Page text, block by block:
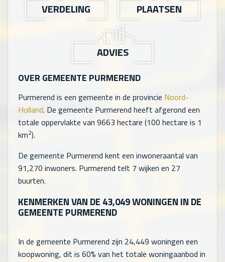
VERDELING PLAATSEN
ADVIES
OVER GEMEENTE PURMEREND
Purmerend is een gemeente in de provincie Noord-
Holland. De gemeente Purmerend heeft afgerond een
totale oppervlakte van 9663 hectare (100 hectare is 1
km2).
De gemeente Purmerend kent een inwoneraantal van
91,270 inwoners. Purmerend telt 7 wijken en 27
buurten.
KENMERKEN VAN DE 43,049WONINGEN IN DE
GEMEENTE PURMEREND
In de gemeente Purmerend zijn 24,449 woningen een
koopwoning, dit is 60% van het totale woningaanbod in